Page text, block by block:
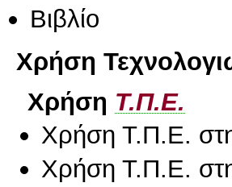
Βιβλίο
Χρήση
Χρήση Τ.Π.Ε.
Χρήση Τ.Π.Ε.
Χρήση Τ.Π.Ε.